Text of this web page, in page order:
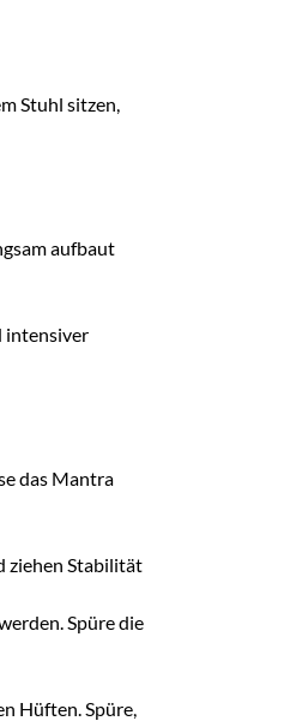
Stuhl sitzen,
aufbaut
intensiver
das Mantra
ziehen Stabilität
Spüre die
Hüften. Spüre,